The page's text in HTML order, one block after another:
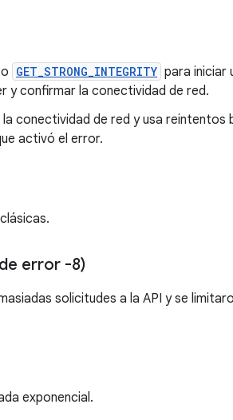
o GET_STRONG_INTEGRITY para iniciar
y confirmar la conectividad de red.
la conectividad de red y usa
activó el error.
error -8)
solicitudes a la API y se
exponencial.